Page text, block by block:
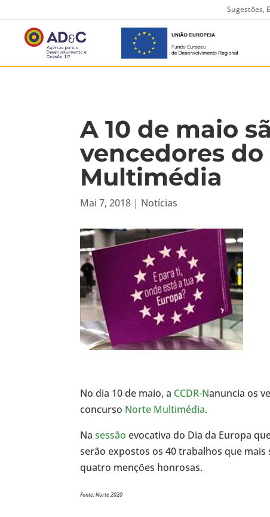
Sugestões,
A 10 de maio
vencedores
Multimédia
Mai 7, 2018 | Notícias
No dia 10 de maio, a CCDR-Nanuncia os
concurso Norte Multimédia.
Nasessão evocativa do Dia da Europa
serão expostos os 40 trabalhos que
quatro menções honrosas.
Fonte: Norte 2020